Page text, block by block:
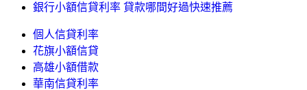
銀行小額信貸利率 貸款哪間好過快速推薦
個人信貸利率
花旗小額信貸
高雄小額借款
華南信貸利率